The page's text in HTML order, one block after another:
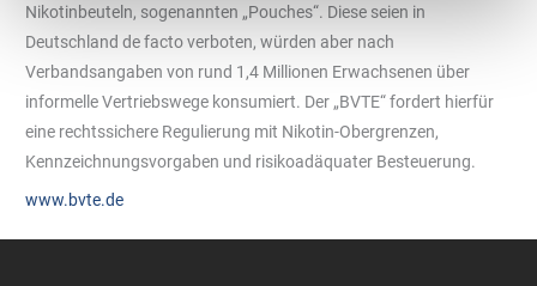
Nikotinbeuteln, sogenannten „Pouches“. Diese seien in
Deutschland de facto verboten, würden aber nach
Verbandsangaben von rund 1,4 Millionen Erwachsenen über
informelle Vertriebswege konsumiert. Der „BVTE“ fordert hierfür
eine rechtssichere Regulierung mit Nikotin-Obergrenzen,
Kennzeichnungsvorgaben und risikoadäquater Besteuerung.
www.bvte.de